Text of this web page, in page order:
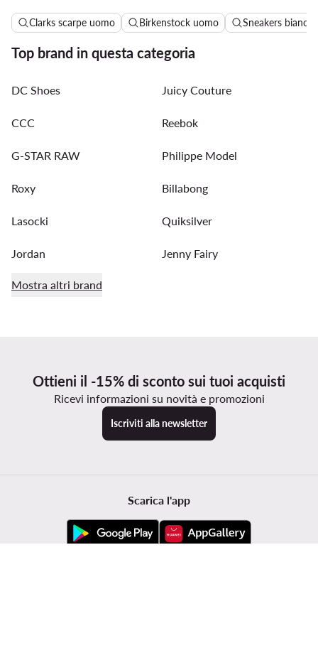
Clarks scarpe uomo Birkenstock uomo Sneakers
Top brand in questa categoria
DC Shoes Juicy Couture
CCC Reebok
G-STAR RAW Philippe Model
Roxy Billabong
Lasocki Quiksilver
Jordan Jenny Fairy
Mostra altri brand
Ottieni il -15% di sconto sui tuoi acquisti
Ricevi informazioni su novità e promozioni
Iscriviti alla newsletter
Scarica l'app